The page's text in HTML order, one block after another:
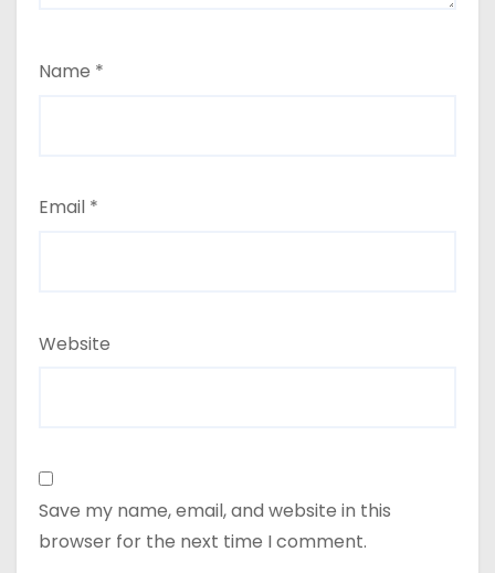
Name *
Email *
Website
Save my name, email, and website in this
browser for the next time I comment.